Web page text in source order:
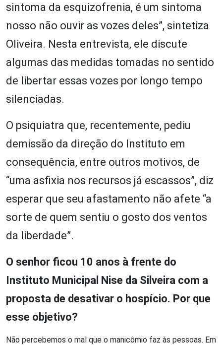
sintoma da esquizofrenia, é um sintoma
nosso não ouvir as vozes deles”, sintetiza
Oliveira. Nesta entrevista, ele discute
algumas das medidas tomadas no sentido
de libertar essas vozes por longo tempo
silenciadas.
O psiquiatra que, recentemente, pediu
demissão da direção do Instituto em
consequência, entre outros motivos, de
“uma asfixia nos recursos já escassos”, diz
esperar que seu afastamento não afete “a
sorte de quem sentiu o gosto dos ventos
da liberdade”.
O senhor ficou 10 anos à frente do
Instituto Municipal Nise da Silveira com a
proposta de desativar o hospício. Por que
esse objetivo?
Não percebemos o mal que o manicômio faz às pessoas. Em